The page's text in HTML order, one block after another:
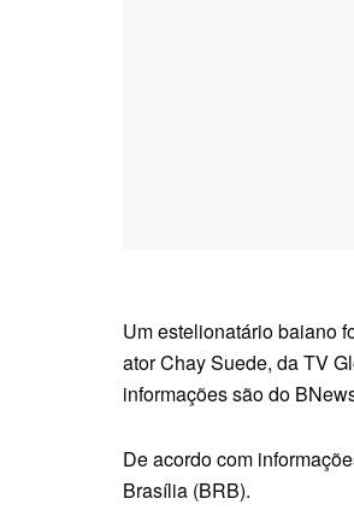
Um estelionatário baiano
ator Chay Suede, da TV
informações são do
De acordo com
Brasília (BRB).